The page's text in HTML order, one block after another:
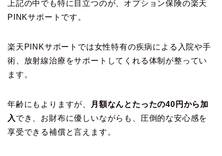
上記の中でも特に目立つのが、オプション保険の楽天
PINKサポートです。
楽天PINKサポートでは女性特有の疾病による入院や手
術、放射線治療をサポートしてくれる体制が整ってい
ます。
年齢にもよりますが、
月額なんとたったの40円から加
入 でき、お財布に優しいながらも、圧倒的な安心感を
享受できる補償と言えます。